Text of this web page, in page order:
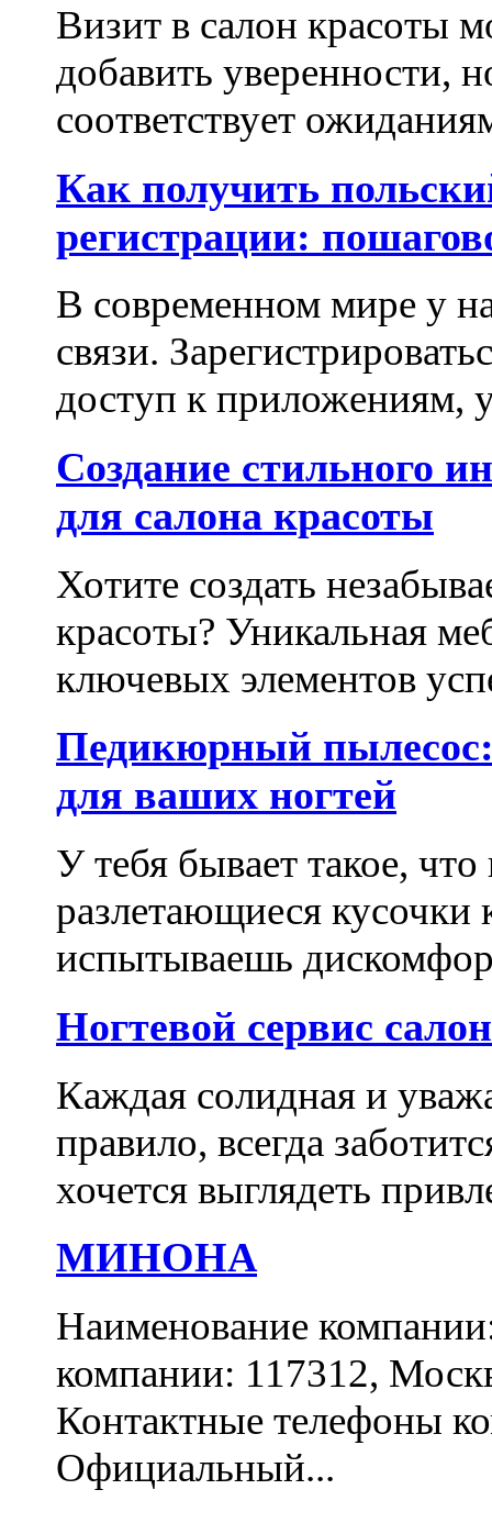
Визит в салон красоты
добавить уверенности,
соответствует
Как получить
регистрации:
В современном мире у
связи.
доступ к приложениям,
Создание стильного
для салона красоты
Хотите создать
красоты? Уникальная
ключевых элементов
Педикюрный
для ваших ногтей
У тебя бывает такое,
разлетающиеся
испытываешь
Ногтевой сервис
Каждая солидная и
правило, всегда
хочется выглядеть
МИНОНА
Наименование
компании: 117312,
Контактные телефоны
Официальный...